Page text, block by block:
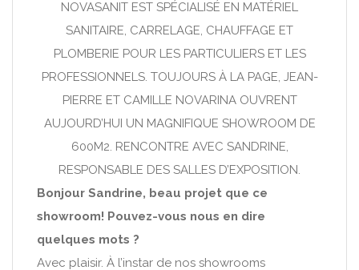
NOVASANIT EST SPÉCIALISÉ EN MATÉRIEL
SANITAIRE, CARRELAGE, CHAUFFAGE ET
PLOMBERIE POUR LES PARTICULIERS ET LES
PROFESSIONNELS. TOUJOURS À LA PAGE, JEAN-
PIERRE ET CAMILLE NOVARINA OUVRENT
AUJOURD’HUI UN MAGNIFIQUE SHOWROOM DE
600M2. RENCONTRE AVEC SANDRINE,
RESPONSABLE DES SALLES D’EXPOSITION.
Bonjour Sandrine, beau projet que ce
showroom! Pouvez-vous nous en dire
quelques mots ?
Avec plaisir. À l’instar de nos showrooms